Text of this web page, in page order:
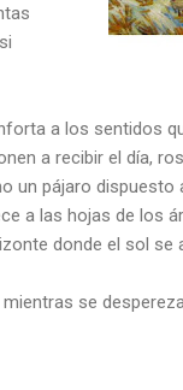
a los sentidos
a recibir el día,
un pájaro dispuesto
a las hojas de los
donde el sol se
se